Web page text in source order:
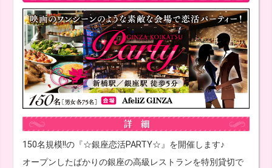
150名規模!!の『☆銀座恋活PARTY☆』を開催します♪
オープンしたばかりの銀座の高級レストランを特別貸切で